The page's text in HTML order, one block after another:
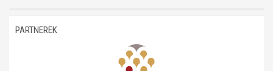
PARTNEREK